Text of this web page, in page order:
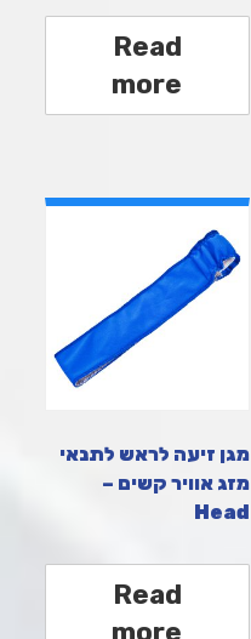
Read
more
מגן זיעה לראש לתנאי
מזג אוויר קשים –
Head
Read
more